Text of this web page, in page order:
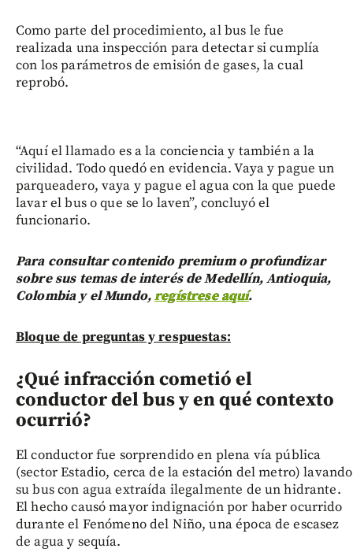
Como parte del procedimiento, al bus le fue
realizada una inspección para detectar si cumplía
con los parámetros de emisión de gases, la cual
reprobó.
“Aquí el llamado es a la conciencia y también a la
civilidad. Todo quedó en evidencia. Vaya y pague un
parqueadero, vaya y pague el agua con la que puede
lavar el bus o que se lo laven”, concluyó el
funcionario.
Para consultar contenido premium o profundizar
sobre sus temas de interés de Medellín, Antioquia,
Colombia y el Mundo,regístrese aquí.
Bloque de preguntas y respuestas:
¿Qué infracción cometió el
conductor del bus y en qué contexto
ocurrió?
El conductor fue sorprendido en plena vía pública
(sector Estadio, cerca de la estación del metro) lavando
su bus con agua extraída ilegalmente de un hidrante.
El hecho causó mayor indignación por haber ocurrido
durante el Fenómeno del Niño, una época de escasez
de agua y sequía.